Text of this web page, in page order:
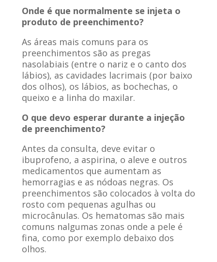
Onde é que normalmente se injeta o
produto de preenchimento?
As áreas mais comuns para os
preenchimentos são as pregas
nasolabiais (entre o nariz e o canto dos
lábios), as cavidades lacrimais (por baixo
dos olhos), os lábios, as bochechas, o
queixo e a linha do maxilar.
O que devo esperar durante a injeção
de preenchimento?
Antes da consulta, deve evitar o
ibuprofeno, a aspirina, o aleve e outros
medicamentos que aumentam as
hemorragias e as nódoas negras. Os
preenchimentos são colocados à volta do
rosto com pequenas agulhas ou
microcânulas. Os hematomas são mais
comuns nalgumas zonas onde a pele é
fina, como por exemplo debaixo dos
olhos.